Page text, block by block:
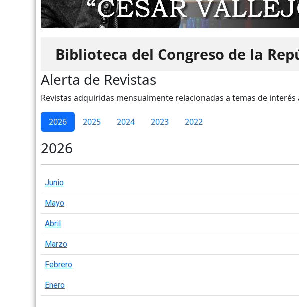
Biblioteca del Congreso de la
Alerta de Revistas
Revistas adquiridas mensualmente relacionadas a temas de interés
2026 2025 2024 2023 2022
2026
Junio
Mayo
Abril
Marzo
Febrero
Enero